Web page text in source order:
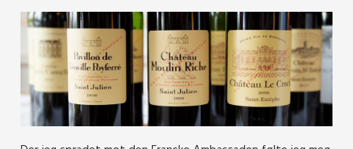
Lenker
Om vin
Om meg
Search